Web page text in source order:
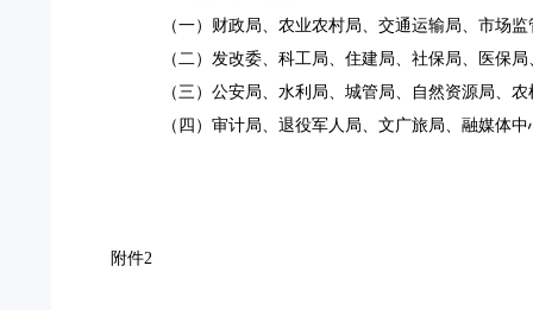
（一）财政局、农业农村局、交通运输局、市场
（二） 发改委、科工局、 住建局、社保局、
医保
（三）公安局、水利局、城管局、自然资源局、
（四）审计局、退役军人局、文广旅局、融媒体
附件2